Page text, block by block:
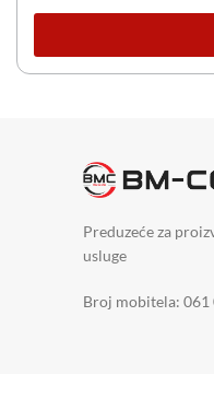
Preduzeće za
usluge
Broj mobitela: 061